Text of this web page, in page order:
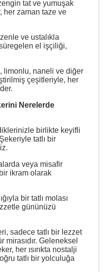
tat ve yumuşak
her zaman taze ve
ve ustalıkla
süregelen el işçiliği,
limonlu, naneli ve diğer
çeşitleriyle, her
Nerelerde
birlikte keyifli
tatlı bir
veya misafir
ikram olarak
bir tatlı molası
gününüzü
sadece tatlı bir lezzet
mirasıdır. Geleneksel
her ısırıkta nostalji
tatlı bir yolculuğa